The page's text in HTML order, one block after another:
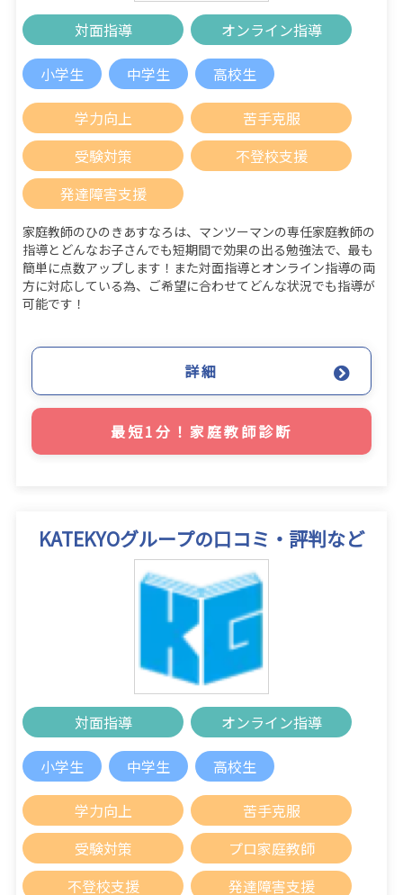
対面指導 オンライン指導
小学生 中学生 高校生
学力向上
苦手克服
受験対策
不登校支援
発達障害支援
家庭教師のひのきあすなろは、マンツーマンの専任家庭教師の
指導とどんなお子さんでも短期間で効果の出る勉強法で、最も
簡単に点数アップします！また対面指導とオンライン指導の両
方に対応している為、ご希望に合わせてどんな状況でも指導が
可能です！
詳細
最短1分！家庭教師診断
KATEKYOグループの口コミ・評判など
対面指導 オンライン指導
小学生 中学生 高校生
学力向上
苦手克服
受験対策
プロ家庭教師
不登校支援
発達障害支援